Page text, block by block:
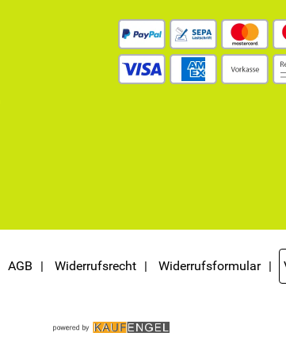
AGB Widerrufsrecht Widerrufsformular